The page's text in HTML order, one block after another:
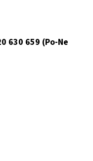
630 659 (Po-Ne